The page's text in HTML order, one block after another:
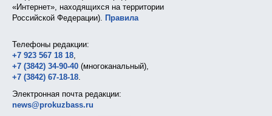
«Интернет», находящихся на территории
Российской Федерации). Правила
Телефоны редакции:
+7 923 567 18 18
+7 (3842) 34-90-40 (многоканальный),
+7 (3842) 67-18-18
Электронная почта редакции:
news@prokuzbass.ru